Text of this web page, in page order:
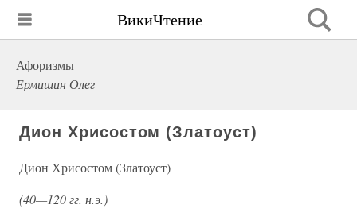
ВикиЧтение
Афоризмы
Ермишин Олег
Дион Хрисостом (Златоуст)
Дион Хрисостом (Златоуст)
(40—120 гг. н.э.)